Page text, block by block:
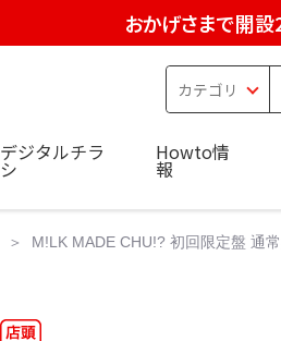
おかげさまで開
デジタルチラ
シ
Howto情
報
M!LK MADE CHU!? 初回限定盤 通